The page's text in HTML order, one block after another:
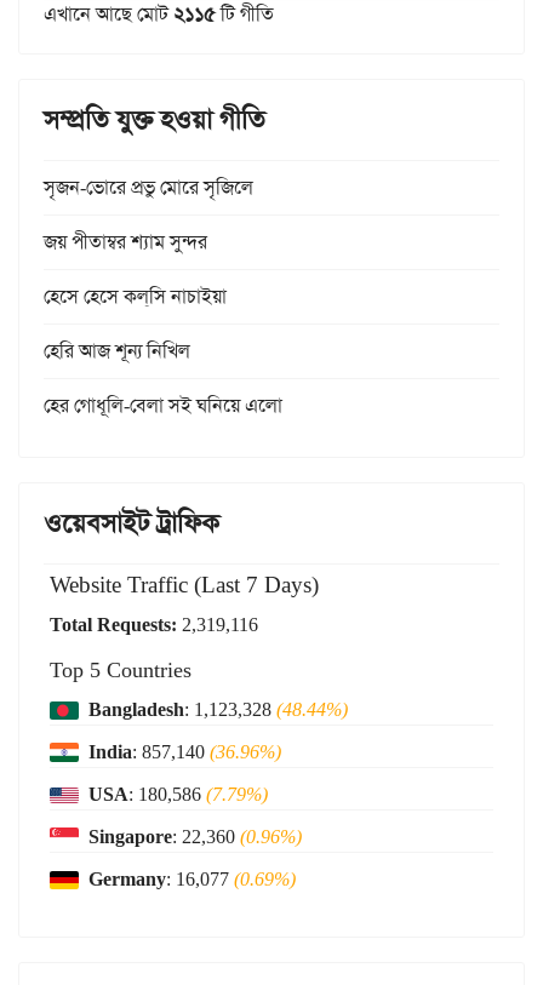
এখানে আছে মোট২১১৫টি গীতি
সম্প্রতি যুক্ত হওয়া গীতি
সৃজন-ভোরে প্রভু মোরে সৃজিলে
জয় পীতাম্বর শ্যাম সুন্দর
হেসে হেসে কল্‌সি নাচাইয়া
হেরি আজ শূন্য নিখিল
হের গোধূলি-বেলা সই ঘনিয়ে এলো
ওয়েবসাইট ট্রাফিক
Website Traffic (Last 7 Days)
Total Requests: 2,319,116
Top 5 Countries
Bangladesh: 1,123,328(48.44%)
India: 857,140(36.96%)
USA: 180,586(7.79%)
Singapore: 22,360(0.96%)
Germany: 16,077(0.69%)